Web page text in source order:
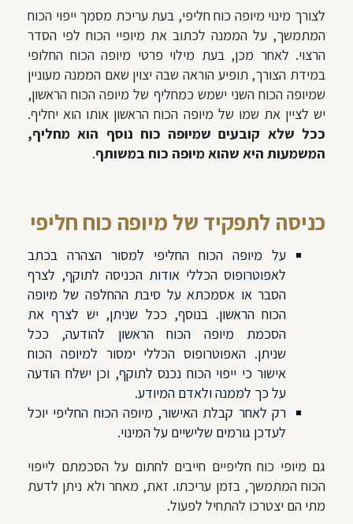
לצורך מינוי מיופה כוח חליפי, בעת עריכת מסמך ייפוי הכוח
המתמשך, על הממנה לכתוב את מיופיי הכוח לפי הסדר
הרצוי. לאחר מכן, בעת מילוי פרטי מיופה הכוח החלופי
במידת הצורך, תופיע הוראה שבה יצוין שאם הממנה מעוניין
שמיופה הכוח השני ישמש כמחליף של מיופה הכוח הראשון,
יש לציין את שמו של מיופה הכוח הראשון אותו הוא יחליף.
ככל שלא קובעים שמיופה כוח נוסף הוא מחליף,
המשמעות היא שהוא מיופה כוח במשותף.
כניסה לתפקיד של מיופה כוח חליפי
על מיופה הכוח החליפי למסור הצהרה בכתב
לאפוטרופוס הכללי אודות הכניסה לתוקף, לצרף
הסבר או אסמכתא על סיבת ההחלפה של מיופה
הכוח הראשון. בנוסף, ככל שניתן, יש לצרף את
הסכמת מיופה הכוח הראשון להודעה, ככל
שניתן. האפוטרופוס הכללי ימסור למיופה הכוח
אישור כי ייפוי הכוח נכנס לתוקף, וכן ישלח הודעה
על כך לממנה ולאדם המיודע.
רק לאחר קבלת האישור, מיופה הכוח החליפי יוכל
לעדכן גורמים שלישיים על המינוי.
גם מיופי כוח חליפיים חייבים לחתום על הסכמתם לייפוי
הכוח המתמשך, בזמן עריכתו. זאת, מאחר ולא ניתן לדעת
מתי הם יצטרכו להתחיל לפעול.